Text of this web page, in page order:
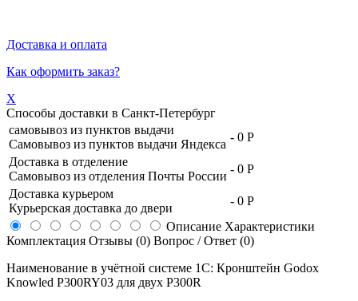
Доставка и оплата
Как оформить заказ?
X
Способы доставки в Санкт-Петербург
самовывоз из пунктов выдачи
Самовывоз из пунктов выдачи Яндекса
- 0 Р
Доставка в отделение
Самовывоз из отделения Почты России
- 0 Р
Доставка курьером
Курьерская доставка до двери
- 0 Р
Описание Характеристики
Комплектация Отзывы (0) Вопрос / Ответ (0)
Наименование в учётной системе 1С: Кронштейн Godox
Knowled P300RY03 для двух P300R